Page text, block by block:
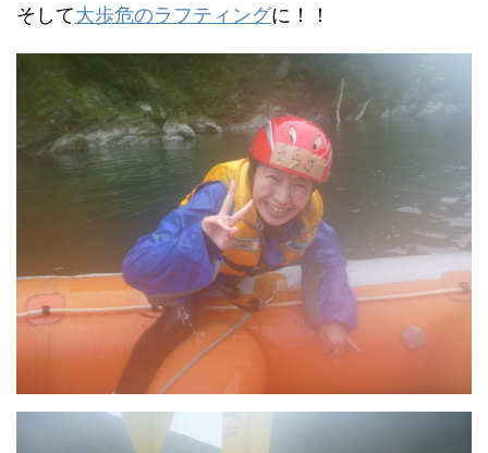
そして大歩危のラフティングに！！